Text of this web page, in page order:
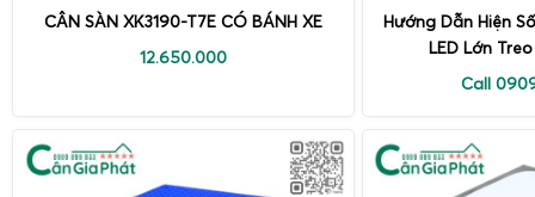
CÂN SÀN XK3190-T7E CÓ BÁNH XE
12.650.000
Hướng Dẫn Hiện
LED Lớn
Call